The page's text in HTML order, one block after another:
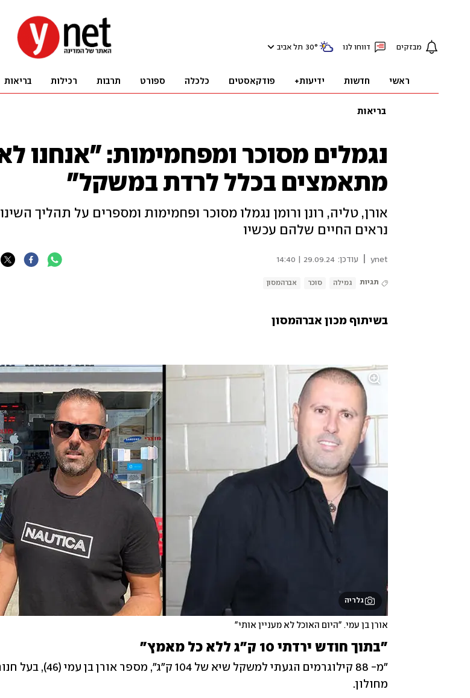
מבזקים דווחו לנו 30° תל אביב
ראשי חדשות ידיעות+ פודקאסטים כלכלה ספורט תרבות רכילות בריאות
בריאות
נגמלים מסוכר ומפחמימות: "אנחנו
מתאמצים בכלל לרדת במשקל"
אורן, טליה, רונן ורומן נגמלו מסוכר ופחמימות ומספרים על תהליך
נראים החיים שלהם עכשיו
ynet עודכן: 29.09.24 | 14:40
תגיות גמילה סוכר אברהמסון
בשיתוף מכון אברהמסון
גלריה
אורן בן עמי. "היום האוכל לא מעניין אותי"
"בתוך חודש ירדתי 10 ק"ג ללא כל מאמץ"
מחולון.